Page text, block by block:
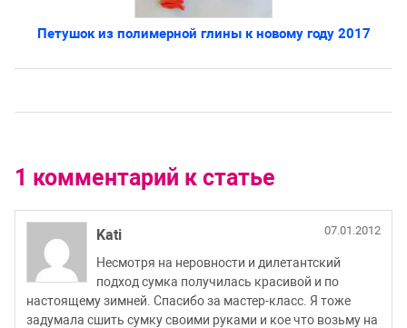
Петушок из полимерной глины к новому году 2017
1 комментарий к статье
Kati 07.01.2012
Несмотря на неровности и дилетантский
подход сумка получилась красивой и по
настоящему зимней. Спасибо за мастер-класс. Я тоже
задумала сшить сумку своими руками и кое что возьму на